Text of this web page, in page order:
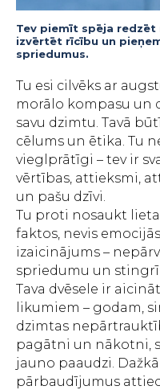
Tev piemīt spēja
izvērtēt rīcību un
spriedumus.
Tu esi cilvēks ar
morālo kompasu un
savu dzimtu. Tavā
cēlums un ētika. Tu
vieglprātīgi – tev ir
vērtības, attieksmi,
un pašu dzīvi.
Tu proti nosaukt
faktos, nevis
izaicinājums –
spriedumu un
Tava dvēsele ir
likumiem – godam,
dzimtas
pagātni un nākotni,
jauno paaudzi.
pārbaudījumus